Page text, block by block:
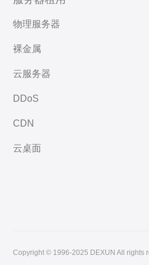
物理服务器
裸金属
云服务器
DDoS
CDN
云桌面
Copyright © 1996-2025 DEXUN All rights